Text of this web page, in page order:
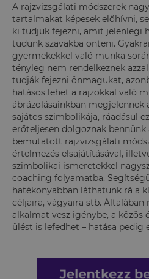
A rajzvizsgálati módszerek
tartalmakat képesek előhívni,
ki tudjuk fejezni, amit jelenlegi
tudunk szavakba önteni.
gyermekekkel való munka
tényleg nem rendelkeznek
tudják fejezni önmagukat,
hatásos lehet a rajzokkal való
ábrázolásainkban megjelennek
sajátos szimbolikája, ráadásul
erőteljesen dolgoznak bennünk
bemutatott rajzvizsgálati
értelmezés elsajátításával,
szimbolikai ismeretekkel
coaching folyamatba.
hatékonyabban láthatunk rá a
céljaira, vágyaira stb. Általában
alkalmat vesz igénybe, a közös
ülést is lefedhet – hatása pedig